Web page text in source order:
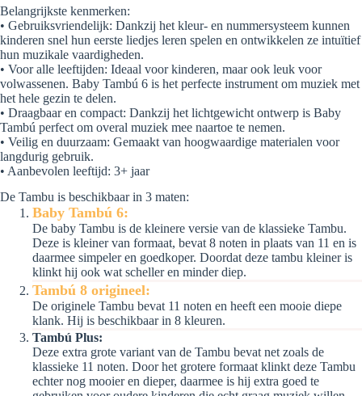
Belangrijkste kenmerken:
• Gebruiksvriendelijk: Dankzij het kleur- en nummersysteem kunnen
kinderen snel hun eerste liedjes leren spelen en ontwikkelen ze intuïtief
hun muzikale vaardigheden.
• Voor alle leeftijden: Ideaal voor kinderen, maar ook leuk voor
volwassenen. Baby Tambú 6 is het perfecte instrument om muziek met
het hele gezin te delen.
• Draagbaar en compact: Dankzij het lichtgewicht ontwerp is Baby
Tambú perfect om overal muziek mee naartoe te nemen.
• Veilig en duurzaam: Gemaakt van hoogwaardige materialen voor
langdurig gebruik.
• Aanbevolen leeftijd: 3+ jaar
De Tambu is beschikbaar in 3 maten:
Baby Tambú 6:
De baby Tambu is de kleinere versie van de klassieke Tambu.
Deze is kleiner van formaat, bevat 8 noten in plaats van 11 en is
daarmee simpeler en goedkoper. Doordat deze tambu kleiner is
klinkt hij ook wat scheller en minder diep.
Tambú 8 origineel:
De originele Tambu bevat 11 noten en heeft een mooie diepe
klank. Hij is beschikbaar in 8 kleuren.
Tambú Plus:
Deze extra grote variant van de Tambu bevat net zoals de
klassieke 11 noten. Door het grotere formaat klinkt deze Tambu
echter nog mooier en dieper, daarmee is hij extra goed te